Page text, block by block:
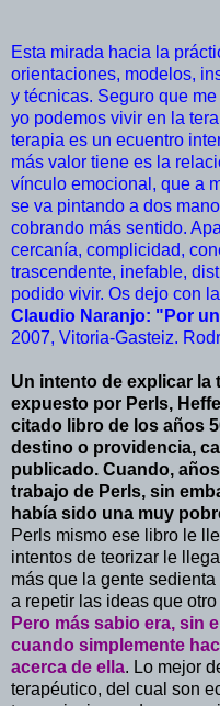
Esta mirada hacia la
orientaciones, modelos,
y técnicas. Seguro que
yo podemos vivir en la
terapia es un ecuentro
más valor tiene es la
vínculo emocional, que a
se va pintando a dos
cobrando más sentido.
cercanía, complicidad,
trascendente, inefable,
podido vivir. Os dejo con
Claudio Naranjo: "Por
2007, Vitoria-Gasteiz.
Un intento de explicar la
expuesto por Perls,
citado libro de los años
destino o providencia,
publicado. Cuando,
trabajo de Perls, sin
había sido una muy
Perls mismo ese libro le
intentos de teorizar le
más que la gente
a repetir las ideas que
Pero más sabio era, sin
cuando simplemente
acerca de ella. Lo mejor
terapéutico, del cual son